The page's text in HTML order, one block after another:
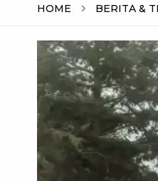
HOME BERITA &